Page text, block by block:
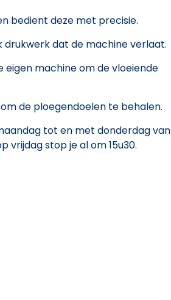
bedient deze met precisie.
drukwerk dat de machine verlaat.
machine om de vloeiende
de ploegendoelen te behalen.
tot en met donderdag van
vrijdag stop je al om 15u30.